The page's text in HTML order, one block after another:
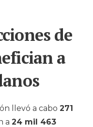
de
a
llevó a cabo 271
a 24 mil 463